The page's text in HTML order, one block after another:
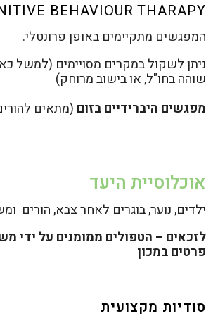
BEHAVIOUR THARAPY.
המפגשים מתקיימים באופן פרונטלי.
ניתן לשקול במקרים מסויימים (למשל
שוהה בחו"ל, או בישוב מרוחק)
מפגשים היברידיים בזום (מתאים
אוכלוסיית היעד
ילדים, נוער, בוגרים לאחר צבא, הורים
לזכאים – הטפולים ממומנים על ידי
פרטים במכון
סודיות מקצועית